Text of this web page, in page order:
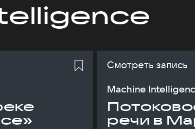
Смотреть запись
Machine
речи в